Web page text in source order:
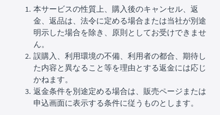
本サービスの性質上、購入後のキャンセル、返
金、返品は、法令に定める場合または当社が別途
明示した場合を除き、原則としてお受けできませ
ん。
誤購入、利用環境の不備、利用者の都合、期待し
た内容と異なること等を理由とする返金には応じ
かねます。
返金条件を別途定める場合は、販売ページまたは
申込画面に表示する条件に従うものとします。